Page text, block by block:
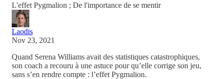
L'effet Pygmalion ; De l'importance de se mentir
Laodis
Nov 23, 2021
Quand Serena Williams avait des statistiques catastrophiques,
son coach a recouru à une astuce pour qu’elle corrige son jeu,
sans s’en rendre compte : l’effet Pygmalion.